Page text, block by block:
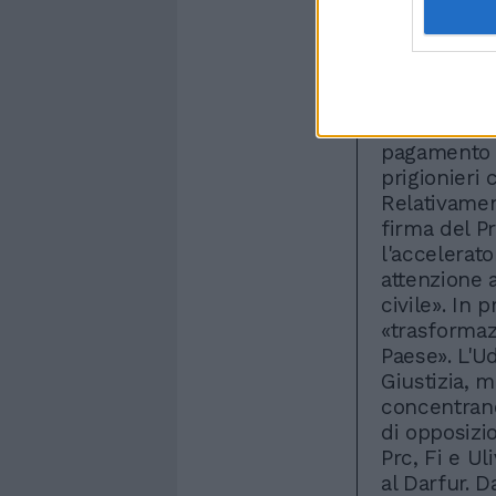
mentre
mancare,
prigionieri
firma del
attenzione
civile». In
Paese».
Giustizia,
di
Prc, Fi e
al Darfur.